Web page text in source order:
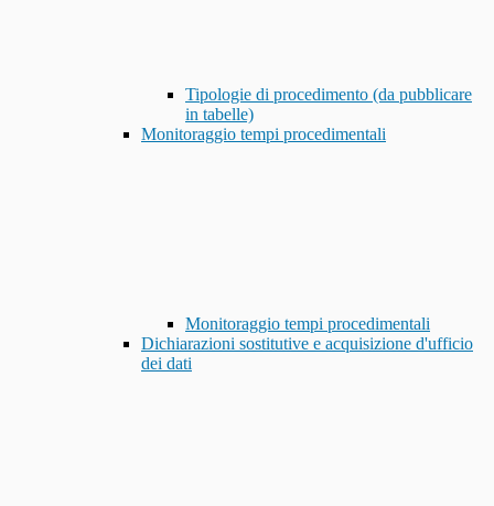
Tipologie di procedimento (da pubblicare
in tabelle)
Monitoraggio tempi procedimentali
Monitoraggio tempi procedimentali
Dichiarazioni sostitutive e acquisizione d'ufficio
dei dati